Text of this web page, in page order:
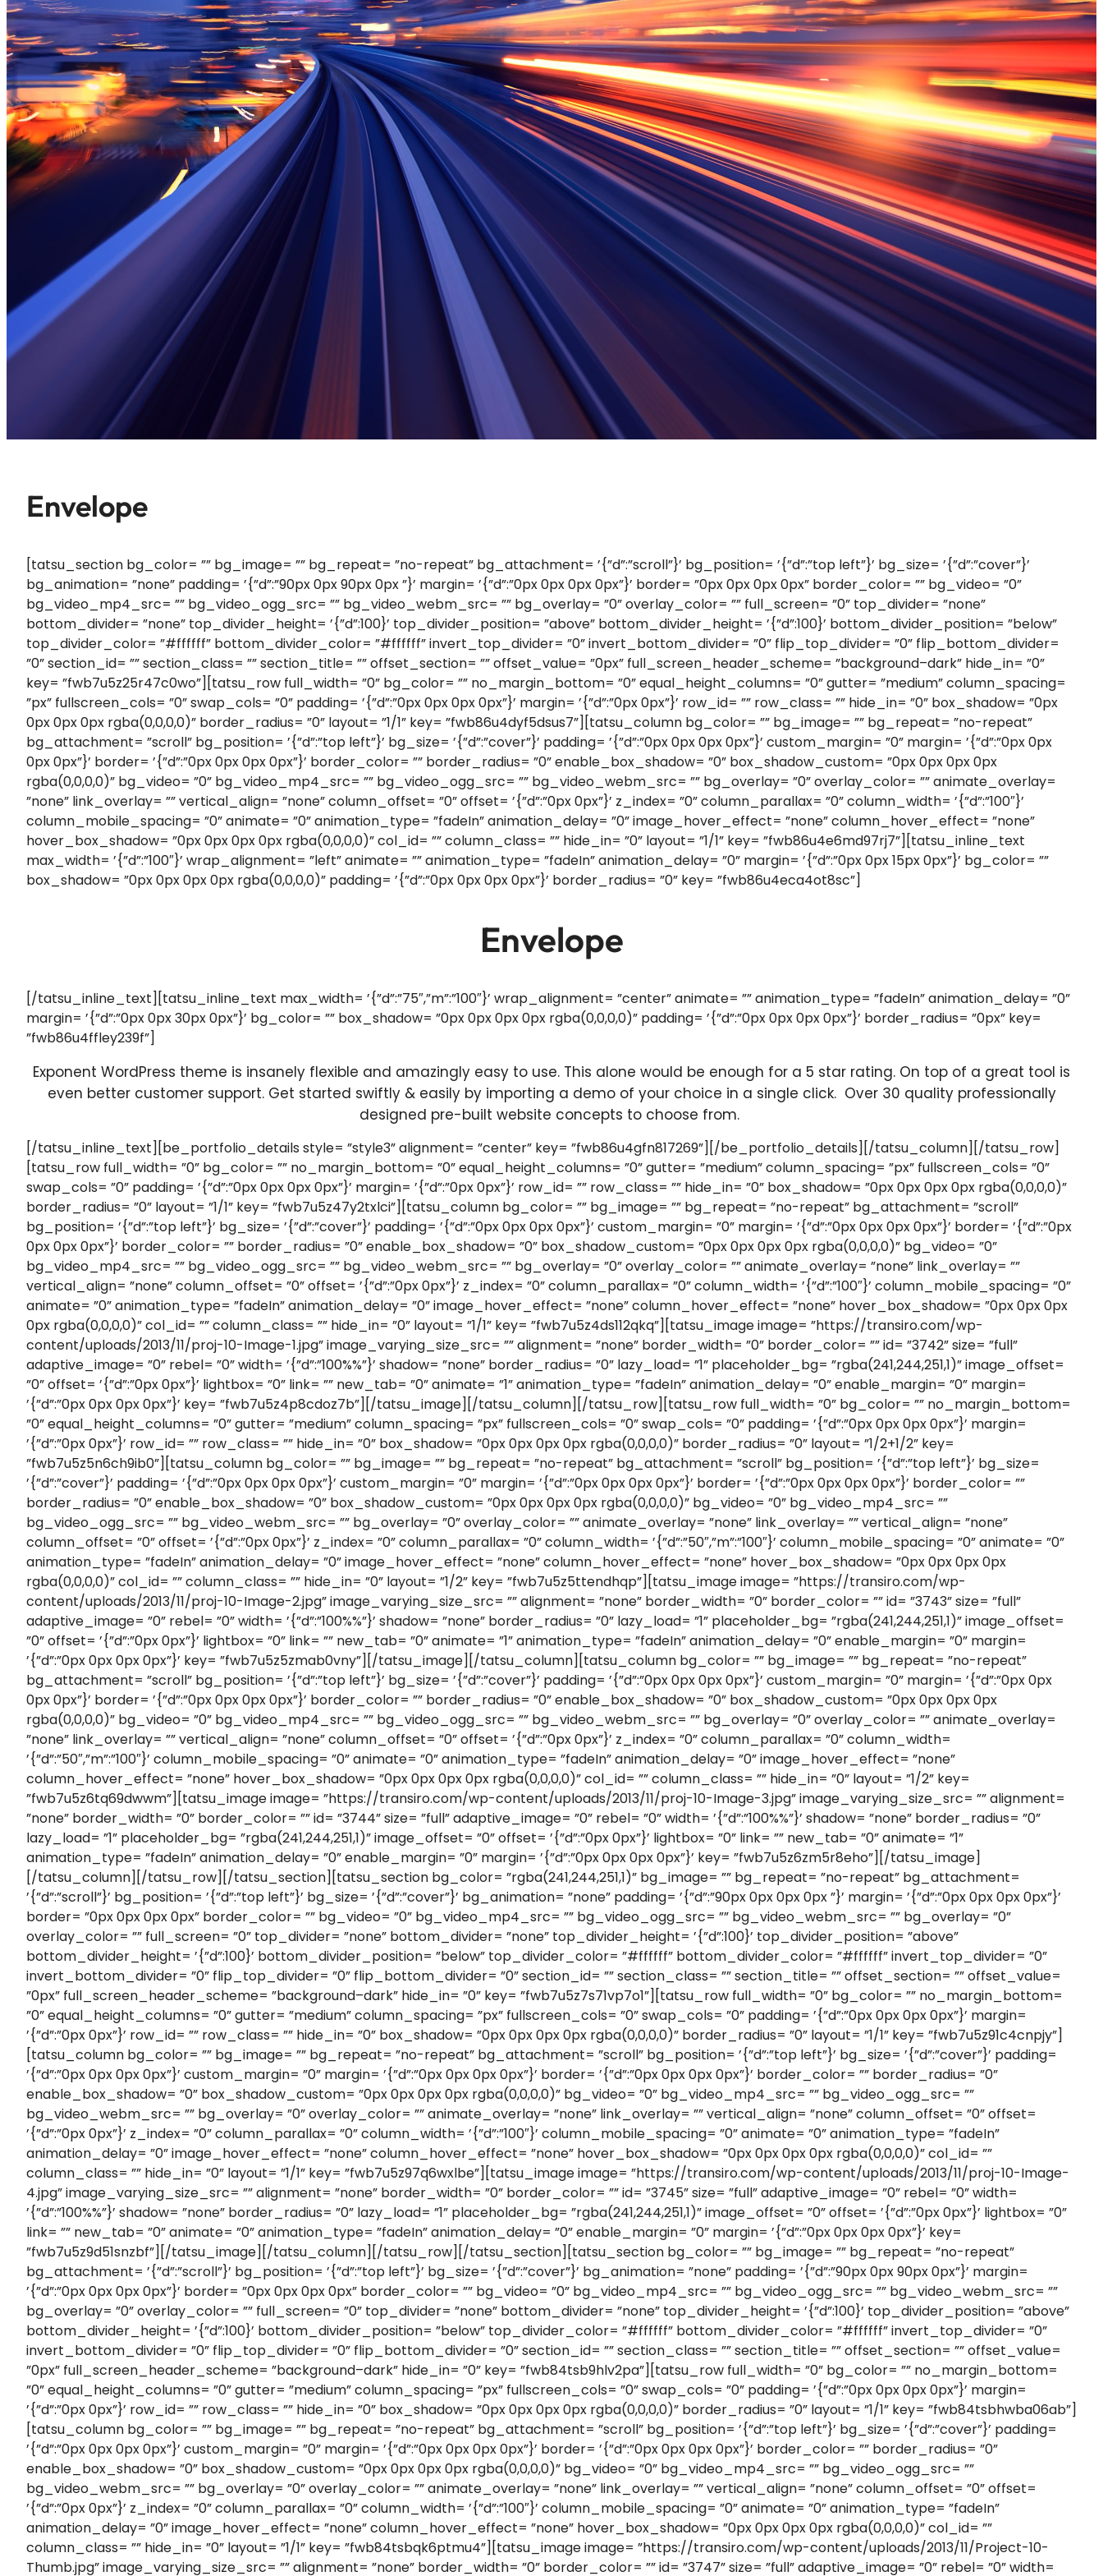
Envelope
[tatsu_section bg_color= ”” bg_image= ”” bg_repeat= ”no-repeat” bg_attachment= ’{”d”:”scroll”}’ bg_position= ’{”d”:”top left”}’ bg_size= ’{”d”:”cover”}’
bg_animation= ”none” padding= ’{”d”:”90px 0px 90px 0px ”}’ margin= ’{”d”:”0px 0px 0px 0px”}’ border= ”0px 0px 0px 0px” border_color= ”” bg_video= ”0”
bg_video_mp4_src= ”” bg_video_ogg_src= ”” bg_video_webm_src= ”” bg_overlay= ”0” overlay_color= ”” full_screen= ”0” top_divider= ”none”
bottom_divider= ”none” top_divider_height= ’{”d”:100}’ top_divider_position= ”above” bottom_divider_height= ’{”d”:100}’ bottom_divider_position= ”below”
top_divider_color= ”#ffffff” bottom_divider_color= ”#ffffff” invert_top_divider= ”0” invert_bottom_divider= ”0” flip_top_divider= ”0” flip_bottom_divider=
”0” section_id= ”” section_class= ”” section_title= ”” offset_section= ”” offset_value= ”0px” full_screen_header_scheme= ”background–dark” hide_in= ”0”
key= ”fwb7u5z25r47c0wo”][tatsu_row full_width= ”0” bg_color= ”” no_margin_bottom= ”0” equal_height_columns= ”0” gutter= ”medium” column_spacing=
”px” fullscreen_cols= ”0” swap_cols= ”0” padding= ’{”d”:”0px 0px 0px 0px”}’ margin= ’{”d”:”0px 0px”}’ row_id= ”” row_class= ”” hide_in= ”0” box_shadow= ”0px
0px 0px 0px rgba(0,0,0,0)” border_radius= ”0” layout= ”1/1” key= ”fwb86u4dyf5dsus7”][tatsu_column bg_color= ”” bg_image= ”” bg_repeat= ”no-repeat”
bg_attachment= ”scroll” bg_position= ’{”d”:”top left”}’ bg_size= ’{”d”:”cover”}’ padding= ’{”d”:”0px 0px 0px 0px”}’ custom_margin= ”0” margin= ’{”d”:”0px 0px
0px 0px”}’ border= ’{”d”:”0px 0px 0px 0px”}’ border_color= ”” border_radius= ”0” enable_box_shadow= ”0” box_shadow_custom= ”0px 0px 0px 0px
rgba(0,0,0,0)” bg_video= ”0” bg_video_mp4_src= ”” bg_video_ogg_src= ”” bg_video_webm_src= ”” bg_overlay= ”0” overlay_color= ”” animate_overlay=
”none” link_overlay= ”” vertical_align= ”none” column_offset= ”0” offset= ’{”d”:”0px 0px”}’ z_index= ”0” column_parallax= ”0” column_width= ’{”d”:”100″}’
column_mobile_spacing= ”0” animate= ”0” animation_type= ”fadeIn” animation_delay= ”0” image_hover_effect= ”none” column_hover_effect= ”none”
hover_box_shadow= ”0px 0px 0px 0px rgba(0,0,0,0)” col_id= ”” column_class= ”” hide_in= ”0” layout= ”1/1” key= ”fwb86u4e6md97rj7”][tatsu_inline_text
max_width= ’{”d”:”100″}’ wrap_alignment= ”left” animate= ”” animation_type= ”fadeIn” animation_delay= ”0” margin= ’{”d”:”0px 0px 15px 0px”}’ bg_color= ””
box_shadow= ”0px 0px 0px 0px rgba(0,0,0,0)” padding= ’{”d”:”0px 0px 0px 0px”}’ border_radius= ”0” key= ”fwb86u4eca4ot8sc”]
Envelope
[/tatsu_inline_text][tatsu_inline_text max_width= ’{”d”:”75″,”m”:”100″}’ wrap_alignment= ”center” animate= ”” animation_type= ”fadeIn” animation_delay= ”0”
margin= ’{”d”:”0px 0px 30px 0px”}’ bg_color= ”” box_shadow= ”0px 0px 0px 0px rgba(0,0,0,0)” padding= ’{”d”:”0px 0px 0px 0px”}’ border_radius= ”0px” key=
”fwb86u4ffley239f”]
Exponent WordPress theme is insanely flexible and amazingly easy to use. This alone would be enough for a 5 star rating. On top of a great tool is
even better customer support. Get started swiftly & easily by importing a demo of your choice in a single click. Over 30 quality professionally
designed pre-built website concepts to choose from.
[/tatsu_inline_text][be_portfolio_details style= ”style3” alignment= ”center” key= ”fwb86u4gfn817269”][/be_portfolio_details][/tatsu_column][/tatsu_row][tatsu_row full_width= ”0” bg_color= ”” no_margin_bottom= ”0” equal_height_columns= ”0” gutter= ”medium” column_spacing= ”px” fullscreen_cols= ”0” swap_cols= ”0” padding= ’{”d”:”0px 0px 0px 0px”}’ margin= ’{”d”:”0px 0px”}’ row_id= ”” row_class= ”” hide_in= ”0” box_shadow= ”0px 0px 0px 0px rgba(0,0,0,0)” border_radius= ”0” layout= ”1/1” key= ”fwb7u5z47y2txlci”][tatsu_column bg_color= ”” bg_image= ”” bg_repeat= ”no-repeat” bg_attachment= ”scroll” bg_position= ’{”d”:”top left”}’ bg_size= ’{”d”:”cover”}’ padding= ’{”d”:”0px 0px 0px 0px”}’ custom_margin= ”0” margin= ’{”d”:”0px 0px 0px 0px”}’ border= ’{”d”:”0px 0px 0px 0px”}’ border_color= ”” border_radius= ”0” enable_box_shadow= ”0” box_shadow_custom= ”0px 0px 0px 0px rgba(0,0,0,0)” bg_video= ”0” bg_video_mp4_src= ”” bg_video_ogg_src= ”” bg_video_webm_src= ”” bg_overlay= ”0” overlay_color= ”” animate_overlay= ”none” link_overlay= ”” vertical_align= ”none” column_offset= ”0” offset= ’{”d”:”0px 0px”}’ z_index= ”0” column_parallax= ”0” column_width= ’{”d”:”100″}’ column_mobile_spacing= ”0” animate= ”0” animation_type= ”fadeIn” animation_delay= ”0” image_hover_effect= ”none” column_hover_effect= ”none” hover_box_shadow= ”0px 0px 0px 0px rgba(0,0,0,0)” col_id= ”” column_class= ”” hide_in= ”0” layout= ”1/1” key= ”fwb7u5z4ds112qkq”][tatsu_image image= ”https://transiro.com/wp-content/uploads/2013/11/proj-10-Image-1.jpg” image_varying_size_src= ”” alignment= ”none” border_width= ”0” border_color= ”” id= ”3742” size= ”full” adaptive_image= ”0” rebel= ”0” width= ’{”d”:”100%%”}’ shadow= ”none” border_radius= ”0” lazy_load= ”1” placeholder_bg= ”rgba(241,244,251,1)” image_offset= ”0” offset= ’{”d”:”0px 0px”}’ lightbox= ”0” link= ”” new_tab= ”0” animate= ”1” animation_type= ”fadeIn” animation_delay= ”0” enable_margin= ”0” margin= ’{”d”:”0px 0px 0px 0px”}’ key= ”fwb7u5z4p8cdoz7b”][/tatsu_image][/tatsu_column][/tatsu_row][tatsu_row full_width= ”0” bg_color= ”” no_margin_bottom= ”0” equal_height_columns= ”0” gutter= ”medium” column_spacing= ”px” fullscreen_cols= ”0” swap_cols= ”0” padding= ’{”d”:”0px 0px 0px 0px”}’ margin= ’{”d”:”0px 0px”}’ row_id= ”” row_class= ”” hide_in= ”0” box_shadow= ”0px 0px 0px 0px rgba(0,0,0,0)” border_radius= ”0” layout= ”1/2+1/2” key= ”fwb7u5z5n6ch9ib0”][tatsu_column bg_color= ”” bg_image= ”” bg_repeat= ”no-repeat” bg_attachment= ”scroll” bg_position= ’{”d”:”top left”}’ bg_size= ’{”d”:”cover”}’ padding= ’{”d”:”0px 0px 0px 0px”}’ custom_margin= ”0” margin= ’{”d”:”0px 0px 0px 0px”}’ border= ’{”d”:”0px 0px 0px 0px”}’ border_color= ”” border_radius= ”0” enable_box_shadow= ”0” box_shadow_custom= ”0px 0px 0px 0px rgba(0,0,0,0)” bg_video= ”0” bg_video_mp4_src= ”” bg_video_ogg_src= ”” bg_video_webm_src= ”” bg_overlay= ”0” overlay_color= ”” animate_overlay= ”none” link_overlay= ”” vertical_align= ”none” column_offset= ”0” offset= ’{”d”:”0px 0px”}’ z_index= ”0” column_parallax= ”0” column_width= ’{”d”:”50″,”m”:”100″}’ column_mobile_spacing= ”0” animate= ”0” animation_type= ”fadeIn” animation_delay= ”0” image_hover_effect= ”none” column_hover_effect= ”none” hover_box_shadow= ”0px 0px 0px 0px rgba(0,0,0,0)” col_id= ”” column_class= ”” hide_in= ”0” layout= ”1/2” key= ”fwb7u5z5ttendhqp”][tatsu_image image= ”https://transiro.com/wp-content/uploads/2013/11/proj-10-Image-2.jpg” image_varying_size_src= ”” alignment= ”none” border_width= ”0” border_color= ”” id= ”3743” size= ”full” adaptive_image= ”0” rebel= ”0” width= ’{”d”:”100%%”}’ shadow= ”none” border_radius= ”0” lazy_load= ”1” placeholder_bg= ”rgba(241,244,251,1)” image_offset= ”0” offset= ’{”d”:”0px 0px”}’ lightbox= ”0” link= ”” new_tab= ”0” animate= ”1” animation_type= ”fadeIn” animation_delay= ”0” enable_margin= ”0” margin= ’{”d”:”0px 0px 0px 0px”}’ key= ”fwb7u5z5zmab0vny”][/tatsu_image][/tatsu_column][tatsu_column bg_color= ”” bg_image= ”” bg_repeat= ”no-repeat” bg_attachment= ”scroll” bg_position= ’{”d”:”top left”}’ bg_size= ’{”d”:”cover”}’ padding= ’{”d”:”0px 0px 0px 0px”}’ custom_margin= ”0” margin= ’{”d”:”0px 0px 0px 0px”}’ border= ’{”d”:”0px 0px 0px 0px”}’ border_color= ”” border_radius= ”0” enable_box_shadow= ”0” box_shadow_custom= ”0px 0px 0px 0px rgba(0,0,0,0)” bg_video= ”0” bg_video_mp4_src= ”” bg_video_ogg_src= ”” bg_video_webm_src= ”” bg_overlay= ”0” overlay_color= ”” animate_overlay= ”none” link_overlay= ”” vertical_align= ”none” column_offset= ”0” offset= ’{”d”:”0px 0px”}’ z_index= ”0” column_parallax= ”0” column_width= ’{”d”:”50″,”m”:”100″}’ column_mobile_spacing= ”0” animate= ”0” animation_type= ”fadeIn” animation_delay= ”0” image_hover_effect= ”none” column_hover_effect= ”none” hover_box_shadow= ”0px 0px 0px 0px rgba(0,0,0,0)” col_id= ”” column_class= ”” hide_in= ”0” layout= ”1/2” key= ”fwb7u5z6tq69dwwm”][tatsu_image image= ”https://transiro.com/wp-content/uploads/2013/11/proj-10-Image-3.jpg” image_varying_size_src= ”” alignment= ”none” border_width= ”0” border_color= ”” id= ”3744” size= ”full” adaptive_image= ”0” rebel= ”0” width= ’{”d”:”100%%”}’ shadow= ”none” border_radius= ”0” lazy_load= ”1” placeholder_bg= ”rgba(241,244,251,1)” image_offset= ”0” offset= ’{”d”:”0px 0px”}’ lightbox= ”0” link= ”” new_tab= ”0” animate= ”1” animation_type= ”fadeIn” animation_delay= ”0” enable_margin= ”0” margin= ’{”d”:”0px 0px 0px 0px”}’ key= ”fwb7u5z6zm5r8eho”][/tatsu_image][/tatsu_column][/tatsu_row][/tatsu_section][tatsu_section bg_color= ”rgba(241,244,251,1)” bg_image= ”” bg_repeat= ”no-repeat” bg_attachment= ’{”d”:”scroll”}’ bg_position= ’{”d”:”top left”}’ bg_size= ’{”d”:”cover”}’ bg_animation= ”none” padding= ’{”d”:”90px 0px 0px 0px ”}’ margin= ’{”d”:”0px 0px 0px 0px”}’ border= ”0px 0px 0px 0px” border_color= ”” bg_video= ”0” bg_video_mp4_src= ”” bg_video_ogg_src= ”” bg_video_webm_src= ”” bg_overlay= ”0” overlay_color= ”” full_screen= ”0” top_divider= ”none” bottom_divider= ”none” top_divider_height= ’{”d”:100}’ top_divider_position= ”above” bottom_divider_height= ’{”d”:100}’ bottom_divider_position= ”below” top_divider_color= ”#ffffff” bottom_divider_color= ”#ffffff” invert_top_divider= ”0” invert_bottom_divider= ”0” flip_top_divider= ”0” flip_bottom_divider= ”0” section_id= ”” section_class= ”” section_title= ”” offset_section= ”” offset_value= ”0px” full_screen_header_scheme= ”background–dark” hide_in= ”0” key= ”fwb7u5z7s71vp7o1”][tatsu_row full_width= ”0” bg_color= ”” no_margin_bottom= ”0” equal_height_columns= ”0” gutter= ”medium” column_spacing= ”px” fullscreen_cols= ”0” swap_cols= ”0” padding= ’{”d”:”0px 0px 0px 0px”}’ margin= ’{”d”:”0px 0px”}’ row_id= ”” row_class= ”” hide_in= ”0” box_shadow= ”0px 0px 0px 0px rgba(0,0,0,0)” border_radius= ”0” layout= ”1/1” key= ”fwb7u5z91c4cnpjy”][tatsu_column bg_color= ”” bg_image= ”” bg_repeat= ”no-repeat” bg_attachment= ”scroll” bg_position= ’{”d”:”top left”}’ bg_size= ’{”d”:”cover”}’ padding= ’{”d”:”0px 0px 0px 0px”}’ custom_margin= ”0” margin= ’{”d”:”0px 0px 0px 0px”}’ border= ’{”d”:”0px 0px 0px 0px”}’ border_color= ”” border_radius= ”0” enable_box_shadow= ”0” box_shadow_custom= ”0px 0px 0px 0px rgba(0,0,0,0)” bg_video= ”0” bg_video_mp4_src= ”” bg_video_ogg_src= ”” bg_video_webm_src= ”” bg_overlay= ”0” overlay_color= ”” animate_overlay= ”none” link_overlay= ”” vertical_align= ”none” column_offset= ”0” offset= ’{”d”:”0px 0px”}’ z_index= ”0” column_parallax= ”0” column_width= ’{”d”:”100″}’ column_mobile_spacing= ”0” animate= ”0” animation_type= ”fadeIn” animation_delay= ”0” image_hover_effect= ”none” column_hover_effect= ”none” hover_box_shadow= ”0px 0px 0px 0px rgba(0,0,0,0)” col_id= ”” column_class= ”” hide_in= ”0” layout= ”1/1” key= ”fwb7u5z97q6wxlbe”][tatsu_image image= ”https://transiro.com/wp-content/uploads/2013/11/proj-10-Image-4.jpg” image_varying_size_src= ”” alignment= ”none” border_width= ”0” border_color= ”” id= ”3745” size= ”full” adaptive_image= ”0” rebel= ”0” width= ’{”d”:”100%%”}’ shadow= ”none” border_radius= ”0” lazy_load= ”1” placeholder_bg= ”rgba(241,244,251,1)” image_offset= ”0” offset= ’{”d”:”0px 0px”}’ lightbox= ”0” link= ”” new_tab= ”0” animate= ”0” animation_type= ”fadeIn” animation_delay= ”0” enable_margin= ”0” margin= ’{”d”:”0px 0px 0px 0px”}’ key= ”fwb7u5z9d51snzbf”][/tatsu_image][/tatsu_column][/tatsu_row][/tatsu_section][tatsu_section bg_color= ”” bg_image= ”” bg_repeat= ”no-repeat” bg_attachment= ’{”d”:”scroll”}’ bg_position= ’{”d”:”top left”}’ bg_size= ’{”d”:”cover”}’ bg_animation= ”none” padding= ’{”d”:”90px 0px 90px 0px”}’ margin= ’{”d”:”0px 0px 0px 0px”}’ border= ”0px 0px 0px 0px” border_color= ”” bg_video= ”0” bg_video_mp4_src= ”” bg_video_ogg_src= ”” bg_video_webm_src= ”” bg_overlay= ”0” overlay_color= ”” full_screen= ”0” top_divider= ”none” bottom_divider= ”none” top_divider_height= ’{”d”:100}’ top_divider_position= ”above” bottom_divider_height= ’{”d”:100}’ bottom_divider_position= ”below” top_divider_color= ”#ffffff” bottom_divider_color= ”#ffffff” invert_top_divider= ”0” invert_bottom_divider= ”0” flip_top_divider= ”0” flip_bottom_divider= ”0” section_id= ”” section_class= ”” section_title= ”” offset_section= ”” offset_value= ”0px” full_screen_header_scheme= ”background–dark” hide_in= ”0” key= ”fwb84tsb9hlv2pa”][tatsu_row full_width= ”0” bg_color= ”” no_margin_bottom= ”0” equal_height_columns= ”0” gutter= ”medium” column_spacing= ”px” fullscreen_cols= ”0” swap_cols= ”0” padding= ’{”d”:”0px 0px 0px 0px”}’ margin= ’{”d”:”0px 0px”}’ row_id= ”” row_class= ”” hide_in= ”0” box_shadow= ”0px 0px 0px 0px rgba(0,0,0,0)” border_radius= ”0” layout= ”1/1” key= ”fwb84tsbhwba06ab”][tatsu_column bg_color= ”” bg_image= ”” bg_repeat= ”no-repeat” bg_attachment= ”scroll” bg_position= ’{”d”:”top left”}’ bg_size= ’{”d”:”cover”}’ padding= ’{”d”:”0px 0px 0px 0px”}’ custom_margin= ”0” margin= ’{”d”:”0px 0px 0px 0px”}’ border= ’{”d”:”0px 0px 0px 0px”}’ border_color= ”” border_radius= ”0” enable_box_shadow= ”0” box_shadow_custom= ”0px 0px 0px 0px rgba(0,0,0,0)” bg_video= ”0” bg_video_mp4_src= ”” bg_